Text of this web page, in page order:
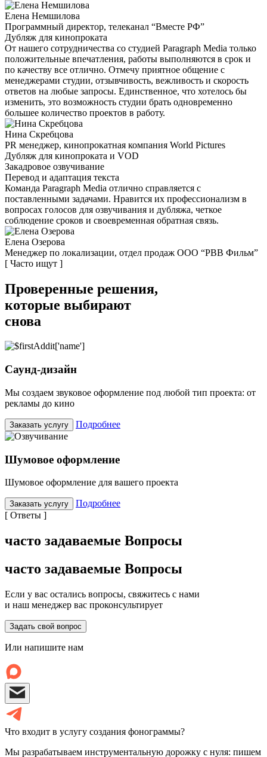
Елена Немшилова
Программный директор, телеканал “Вместе РФ”
Дубляж для кинопроката
От нашего сотрудничества со студией Paragraph Media только
положительные впечатления, работы выполняются в срок и
по качеству все отлично. Отмечу приятное общение с
менеджерами студии, отзывчивость, вежливость и скорость
ответов на любые запросы. Единственное, что хотелось бы
изменить, это возможность студии брать одновременно
большее количество проектов в работу.
Нина Скребцова
PR менеджер, кинопрокатная компания World Pictures
Дубляж для кинопроката и VOD
Закадровое озвучивание
Перевод и адаптация текста
Команда Paragraph Media отлично справляется с
поставленными задачами. Нравится их профессионализм в
вопросах голосов для озвучивания и дубляжа, четкое
соблюдение сроков и своевременная обратная связь.
Елена Озерова
Менеджер по локализации, отдел продаж ООО “РВВ Фильм”
[ Часто ищут ]
Проверенные решения,
которые выбирают
снова
Саунд-дизайн
Мы создаем звуковое оформление под любой тип проекта: от
рекламы до кино
Заказать услугу Подробнее
Шумовое оформление
Шумовое оформление для вашего проекта
Заказать услугу
Подробнее
[ Ответы ]
часто задаваемые Вопросы
часто задаваемые Вопросы
Если у вас остались вопросы, свяжитесь с нами
и наш менеджер вас проконсультирует
Задать свой вопрос
Или напишите нам
Что входит в услугу создания фонограммы?
Мы разрабатываем инструментальную дорожку с нуля: пишем